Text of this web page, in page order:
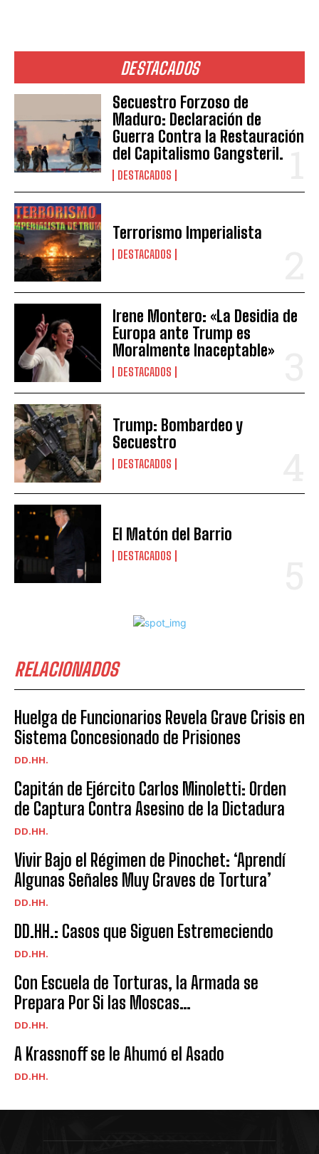
DESTACADOS
Secuestro Forzoso de
Maduro: Declaración de
Guerra Contra la Restauración
del Capitalismo Gangsteril.
DESTACADOS
Terrorismo Imperialista
DESTACADOS
Irene Montero: «La Desidia de
Europa ante Trump es
Moralmente Inaceptable»
DESTACADOS
Trump: Bombardeo y
Secuestro
DESTACADOS
El Matón del Barrio
DESTACADOS
RELACIONADOS
Huelga de Funcionarios Revela Grave Crisis en
Sistema Concesionado de Prisiones
DD.HH.
Capitán de Ejército Carlos Minoletti: Orden
de Captura Contra Asesino de la Dictadura
DD.HH.
Vivir Bajo el Régimen de Pinochet: ‘Aprendí
Algunas Señales Muy Graves de Tortura’
DD.HH.
DD.HH.: Casos que Siguen Estremeciendo
DD.HH.
Con Escuela de Torturas, la Armada se
Prepara Por Si las Moscas…
DD.HH.
A Krassnoff se le Ahumó el Asado
DD.HH.